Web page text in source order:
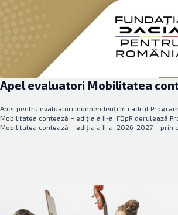
Apel evaluatori Mobilitatea
Apel pentru evaluatori independenți în cadrul
Mobilitatea contează – ediția a II-a FDpR derulează
Mobilitatea contează – ediția a II-a, 2026-2027 – prin